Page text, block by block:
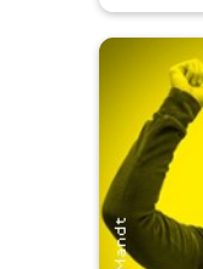
Rostock